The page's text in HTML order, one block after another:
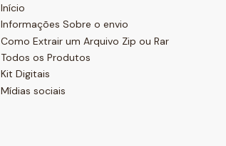
Início
Informações Sobre o envio
Como Extrair um Arquivo Zip ou Rar
Todos os Produtos
Kit Digitais
Mídias sociais